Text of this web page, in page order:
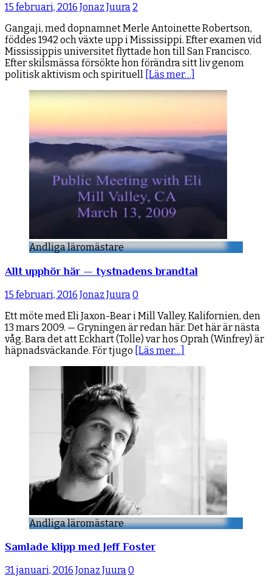
15 februari, 2016 Jonaz Juura 2
Gangaji, med dopnamnet Merle Antoinette Robertson,
föddes 1942 och växte upp i Mississippi. Efter examen vid
Mississippis universitet flyttade hon till San Francisco.
Efter skilsmässa försökte hon förändra sitt liv genom
politisk aktivism och spirituell [Läs mer…]
Andliga läromästare
Allt upphör här — tystnadens brandtal
15 februari, 2016 Jonaz Juura 0
Ett möte med Eli Jaxon-Bear i Mill Valley, Kalifornien, den
13 mars 2009. — Gryningen är redan här. Det här är nästa
våg. Bara det att Eckhart (Tolle) var hos Oprah (Winfrey) är
häpnadsväckande. För tjugo [Läs mer…]
Andliga läromästare
Samlade klipp med Jeff Foster
31 januari, 2016 Jonaz Juura0